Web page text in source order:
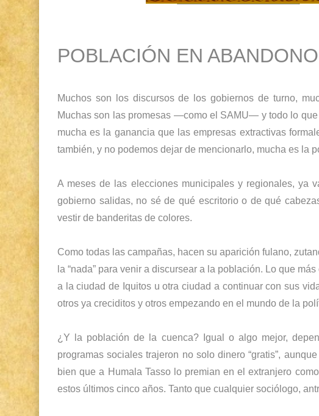
POBLACIÓN EN ABANDONO
Muchos son los discursos de los gobiernos de turno,
Muchas son las promesas —como el SAMU— y todo lo
mucha es la ganancia que las empresas extractivas
también, y no podemos dejar de mencionarlo, mucha es la
A meses de las elecciones municipales y regionales, ya
gobierno salidas, no sé de qué escritorio o de qué
vestir de banderitas de colores.
Como todas las campañas, hacen su aparición fulano,
la “nada” para venir a discursear a la población. Lo que
a la ciudad de Iquitos u otra ciudad a continuar con sus
otros ya creciditos y otros empezando en el mundo de la
¿Y la población de la cuenca? Igual o algo mejor,
programas sociales trajeron no solo dinero “gratis”,
bien que a Humala Tasso lo premian en el extranjero
estos últimos cinco años. Tanto que cualquier sociólogo,